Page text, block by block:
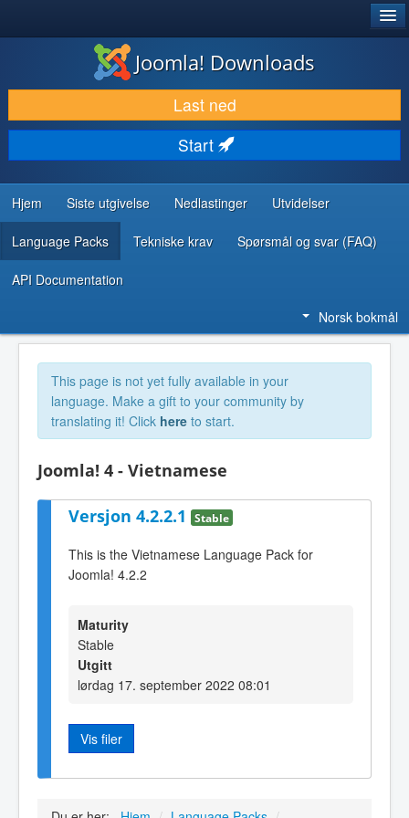
LAST NED & UTVID
OPPDAG & LÆR
SAMFUNN & BRUKERSTØTTE
UTVIKLINGSRESSURSER
Joomla! Downloads
Last ned
Start
Hjem Siste utgivelse Nedlastinger Utvidelser
Language Packs Tekniske krav Spørsmål og svar (FAQ)
API Documentation
Norsk bokmål
This page is not yet fully available in your
language. Make a gift to your community by
translating it! Click here to start.
Joomla! 4 - Vietnamese
Versjon 4.2.2.1 Stable
This is the Vietnamese Language Pack for
Joomla! 4.2.2
Maturity
Stable
Utgitt
lørdag 17. september 2022 08:01
Vis filer